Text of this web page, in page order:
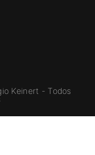
Keinert - Todos